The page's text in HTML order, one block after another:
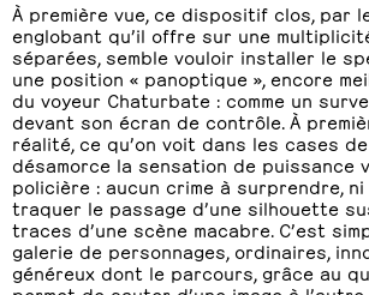
À première vue, ce dispositif clos, par
englobant qu’il offre sur une
séparées, semble vouloir installer le
une position « panoptique », encore
du voyeur Chaturbate : comme un
devant son écran de contrôle. À
réalité, ce qu’on voit dans les cases de
désamorce la sensation de puissance
policière : aucun crime à surprendre,
traquer le passage d’une silhouette
traces d’une scène macabre. C’est
galerie de personnages, ordinaires,
généreux dont le parcours, grâce au